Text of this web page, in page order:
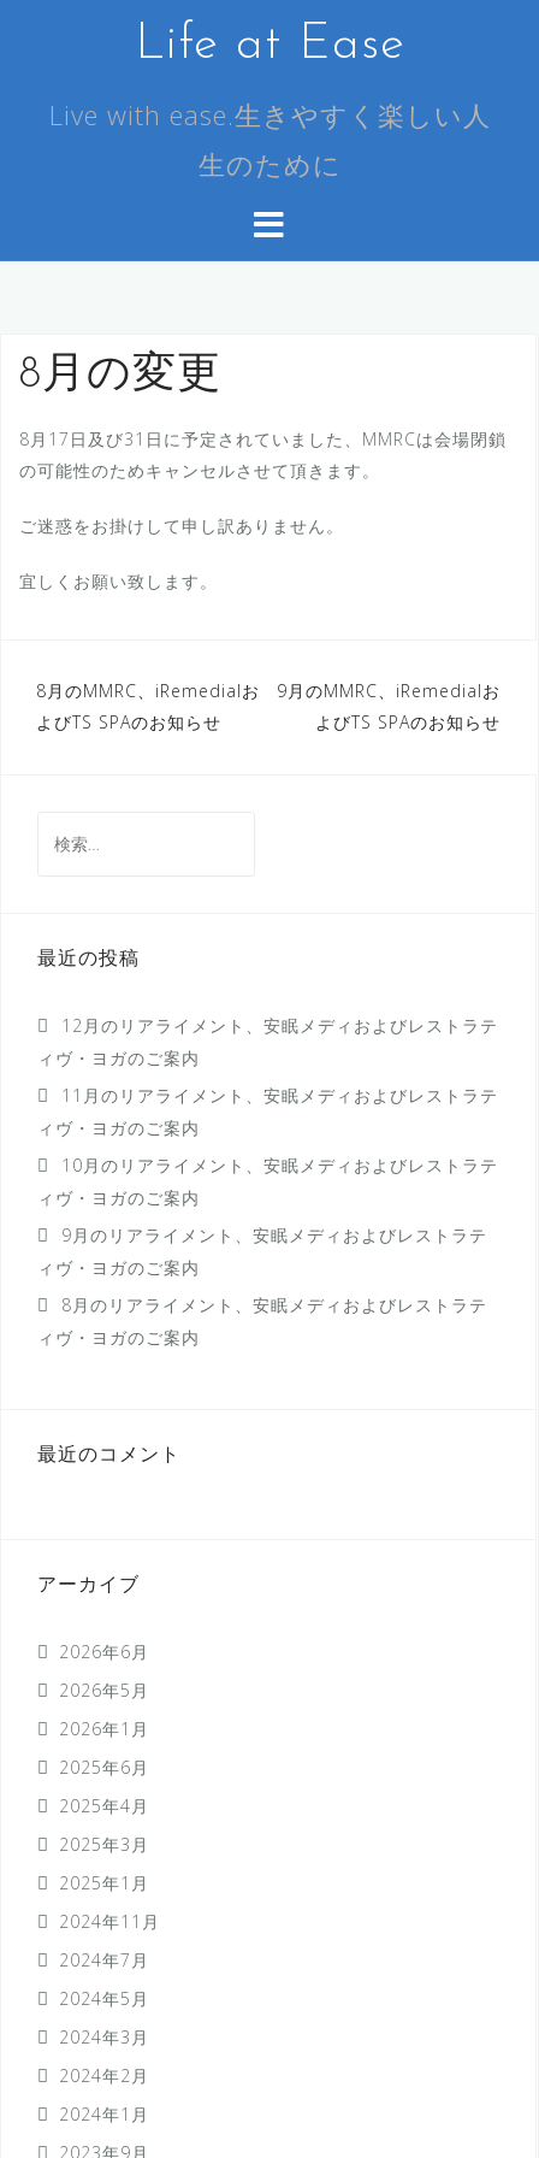
ッ
Life at Ease
Live with ease.生きやすく楽しい人
生のために
8月の変更
8月17日及び31日に予定されていました、MMRCは会場閉鎖
の可能性のためキャンセルさせて頂きます。
ご迷惑をお掛けして申し訳ありません。
宜しくお願い致します。
投
稿
ゲ
ョ
ン
8月のMMRC、iRemedialお
よびTS SPAのお知らせ
9月のMMRC、iRemedialお
よびTS SPAのお知らせ
索:
最近の投稿
12月のリアライメント、安眠メディおよびレストラテ
ィヴ・ヨガのご案内
11月のリアライメント、安眠メディおよびレストラテ
ィヴ・ヨガのご案内
10月のリアライメント、安眠メディおよびレストラテ
ィヴ・ヨガのご案内
9月のリアライメント、安眠メディおよびレストラテ
ィヴ・ヨガのご案内
8月のリアライメント、安眠メディおよびレストラテ
ィヴ・ヨガのご案内
最近のコメント
アーカイブ
2026年6月
2026年5月
2026年1月
2025年6月
2025年4月
2025年3月
2025年1月
2024年11月
2024年7月
2024年5月
2024年3月
2024年2月
2024年1月
2023年9月